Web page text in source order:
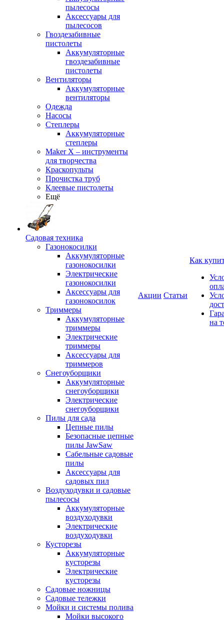
пылесосы
Аксессуары для
пылесосов
Гвоздезабивные
пистолеты
Аккумуляторные
гвоздезабивные
пистолеты
Вентиляторы
Аккумуляторные
вентиляторы
Одежда
Насосы
Степлеры
Аккумуляторные
степлеры
Maker X – инструменты
для творчества
Краскопульты
Прочистка труб
Клеевые пистолеты
Ещё
Садовая техника
Газонокосилки
Аккумуляторные
газонокосилки
Электрические
газонокосилки
Аксессуары для
газонокосилок
Триммеры
Аккумуляторные
триммеры
Электрические
триммеры
Аксессуары для
триммеров
Снегоуборщики
Аккумуляторные
снегоуборщики
Электрические
снегоуборщики
Пилы для сада
Цепные пилы
Безопасные цепные
пилы JawSaw
Сабельные садовые
пилы
Аксессуары для
садовых пил
Воздуходувки и садовые
пылесосы
Аккумуляторные
воздуходувки
Электрические
воздуходувки
Кусторезы
Аккумуляторные
кусторезы
Электрические
кусторезы
Садовые ножницы
Садовые тележки
Мойки и системы полива
Мойки высокого
Акции Статьи
Как
на